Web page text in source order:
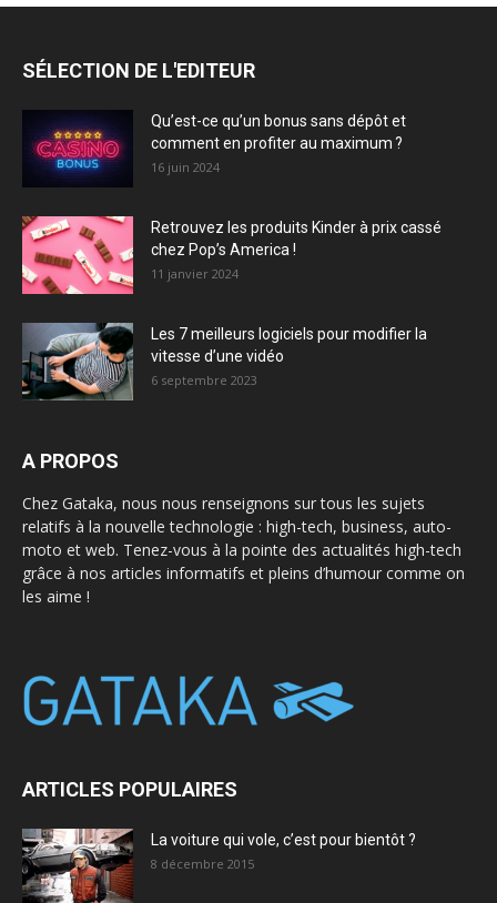
SÉLECTION DE L'EDITEUR
Qu’est-ce qu’un bonus sans dépôt et
comment en profiter au maximum ?
16 juin 2024
Retrouvez les produits Kinder à prix cassé
chez Pop’s America !
11 janvier 2024
Les 7 meilleurs logiciels pour modifier la
vitesse d’une vidéo
6 septembre 2023
A PROPOS
Chez Gataka, nous nous renseignons sur tous les sujets
relatifs à la nouvelle technologie : high-tech, business, auto-
moto et web. Tenez-vous à la pointe des actualités high-tech
grâce à nos articles informatifs et pleins d’humour comme on
les aime !
ARTICLES POPULAIRES
La voiture qui vole, c’est pour bientôt ?
8 décembre 2015